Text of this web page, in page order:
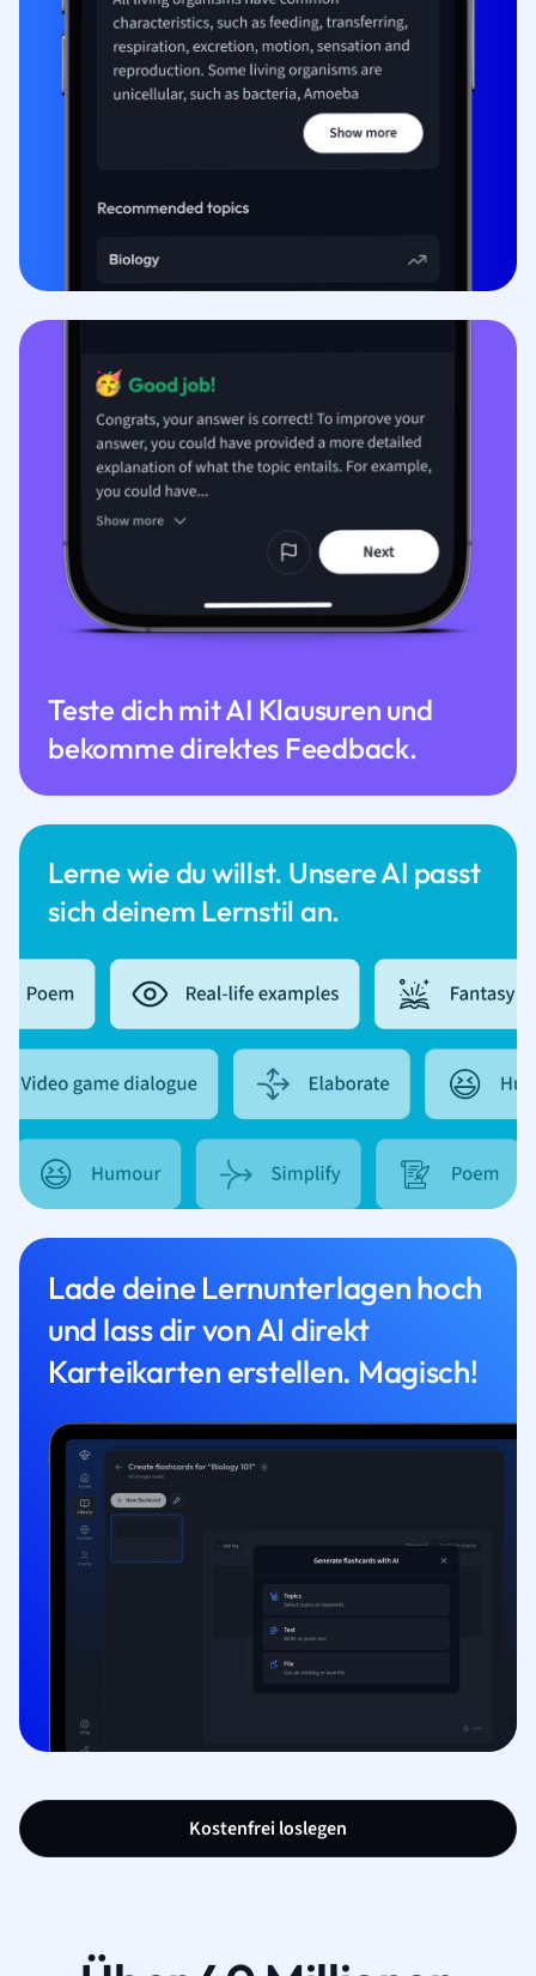
Lerne wie du willst. Unsere AI passt
sich deinem Lernstil an.
Teste dich mit AI Klausuren und
bekomme direktes Feedback.
Lade deine Lernunterlagen hoch
und lass dir von AI direkt
Karteikarten erstellen. Magisch!
Kostenfrei loslegen